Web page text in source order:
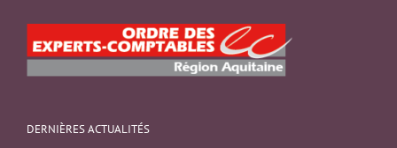
DERNIÈRES ACTUALITÉS